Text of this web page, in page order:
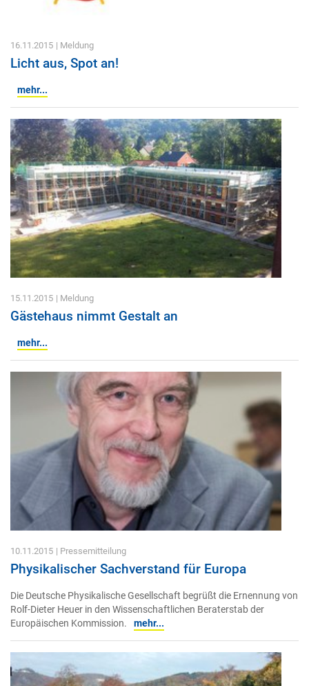
16.11.2015 | Meldung
Licht aus, Spot an!
mehr...
15.11.2015 | Meldung
Gästehaus nimmt Gestalt an
mehr...
10.11.2015 | Pressemitteilung
Physikalischer Sachverstand für Europa
Die Deutsche Physikalische Gesellschaft begrüßt die Ernennung von
Rolf-Dieter Heuer in den Wissenschaftlichen Beraterstab der
Europäischen Kommission.
mehr...